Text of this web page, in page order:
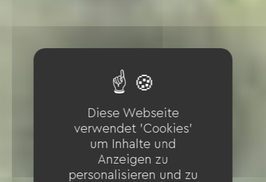
Diese Webseite
verwendet 'Cookies'
um Inhalte und
Anzeigen zu
personalisieren und zu